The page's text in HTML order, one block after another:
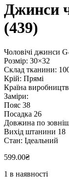
Джинси
(439)
Чоловічі джинси
Розмір: 30×32
Склад тканини:
Крій: Прямі
Країна
Заміри:
Пояс 38
Посадка 26
Довжина по
Вихід штанини 18
Стан: Ідеальний
599.00₴
1 в наявності